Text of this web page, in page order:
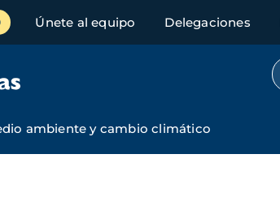
Únete al equipo Delegaciones
ambiente y cambio climático